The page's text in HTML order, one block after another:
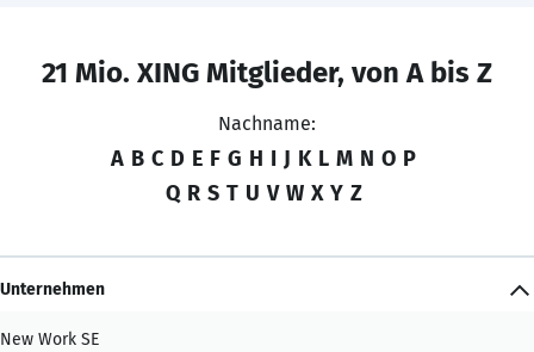
21 Mio. XING Mitglieder, von A bis Z
Nachname:
A B C D E F G H I J K L M N O P
Q R S T U V W X Y Z
Unternehmen
New Work SE